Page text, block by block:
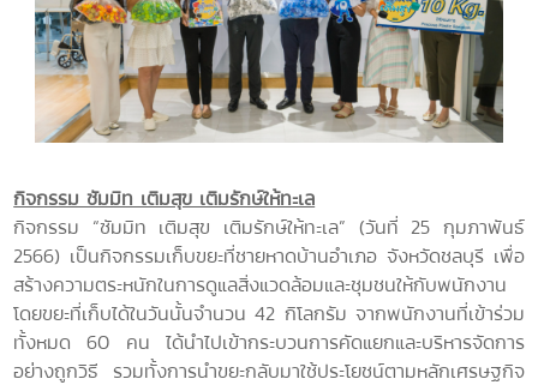
กิจกรรม ซัมมิท เติมสุข เติมรักษ์ให้ทะเล
กิจกรรม “ซัมมิท เติมสุข เติมรักษ์ให้ทะเล” (วันที่ 25 กุมภาพันธ์
2566) เป็นกิจกรรมเก็บขยะที่ชายหาดบ้านอำเภอ จังหวัดชลบุรี เพื่อ
สร้างความตระหนักในการดูแลสิ่งแวดล้อมและชุมชนให้กับพนักงาน
โดยขยะที่เก็บได้ในวันนั้นจำนวน 42 กิโลกรัม จากพนักงานที่เข้าร่วม
ทั้งหมด 60 คน ได้นำไปเข้ากระบวนการคัดแยกและบริหารจัดการ
อย่างถูกวิธี รวมทั้งการนำขยะกลับมาใช้ประโยชน์ตามหลักเศรษฐกิจ